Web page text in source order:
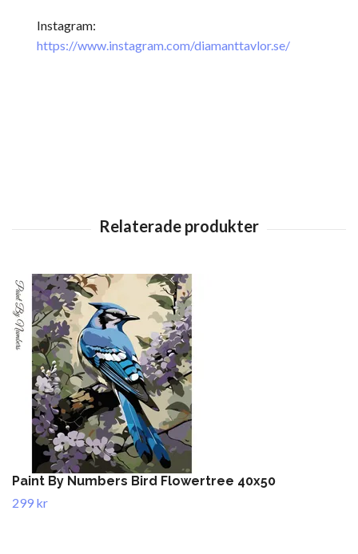
Instagram:
https://www.instagram.com/diamanttavlor.se/
Paint By Numbers Bird Flowertree 40x50
299 kr